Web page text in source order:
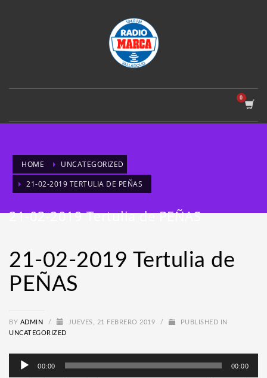
HOME
UNCATEGORIZED
21-02-2019 TERTULIA DE PEÑAS
21-02-2019 Tertulia de PEÑAS
21-02-2019 Tertulia de
PEÑAS
BY ADMIN / JUEVES, 21 FEBRERO 2019 /
PUBLISHED IN
UNCATEGORIZED
Reproductor
00:00 00:00